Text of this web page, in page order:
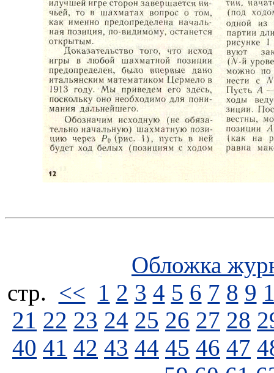
Обложка
стp. << 1 2 3 4 5 6 7 8 9
21 22 23 24 25 26 27 28
40 41 42 43 44 45 46 47